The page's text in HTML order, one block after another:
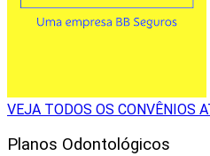
VEJA TODOS OS CONVÊNIOS
Planos Odontológicos